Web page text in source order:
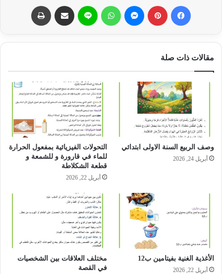
مقالات ذات صلة
وصف الربيع السنة الاولى ابتدائي
أبريل 24, 2026
التحولات الفيزيائية بمفعول الحرارة
للماء في قارورة و للشمعة و
قطعة الشكلاطة
أبريل 22, 2026
الأغذية الغنية بفيتامين ب12
أبريل 22, 2026
مختلف العلاقات بين الشخصيات
في القصة